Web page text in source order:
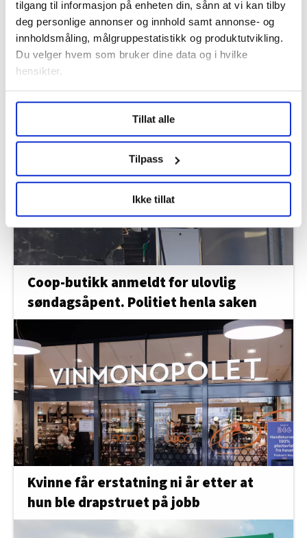
tilgang til informasjon på enheten din, sånn at vi kan tilby
deg personlige annonser og innhold samt annonse- og
innholdsmåling, målgruppestatistikk og produktutvikling.
Du velger hvem som bruker dine data og i hvilke
hensikter.
Undermer infokan du lese om hvordan dine personlige
data behandles og hvordan du kan velge hvordan de skal
brukes. Du kan hele tiden endre eller trekke tilbake ditt
samtykke fra erklæringen om informasjonskapsler.
LO Medias publikasjoner frifagbevegelse.no, hk-nytt.no
og fontene.no bruker informasjonskapsler (cookies) for å
lære hvordan våre nettsider blir brukt slik at vi tilby
relevant innhold, tilpassede annonser og utarbeide
statistikk.
Vi deler bare informasjon om hvordan du bruker
nettstedet med LO Medias egne samarbeidspartnere
innenfor analyse og annonsering. Disse er angitt i
oversikten lengre ned på denne siden.
Tillat alle
Tilpass
Ikke tillat
streik
Coop-butikk anmeldt for ulovlig
søndagsåpent. Politiet henla saken
Kvinne får erstatning ni år etter at
hun ble drapstruet på jobb